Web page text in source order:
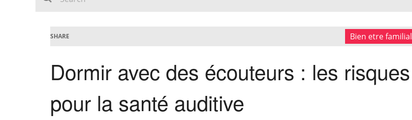
SHARE Bien etre familial
Dormir avec des écouteurs : les risques
pour la santé auditive